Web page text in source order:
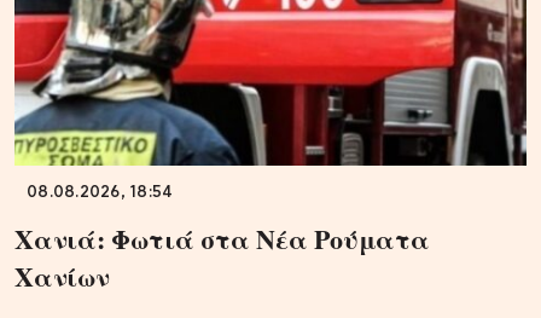
08.08.2026, 18:54
Χανιά: Φωτιά στα Νέα Ρούματα
Χανίων